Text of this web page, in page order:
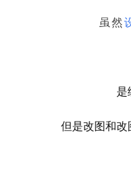
虽然
是
但是改图和改